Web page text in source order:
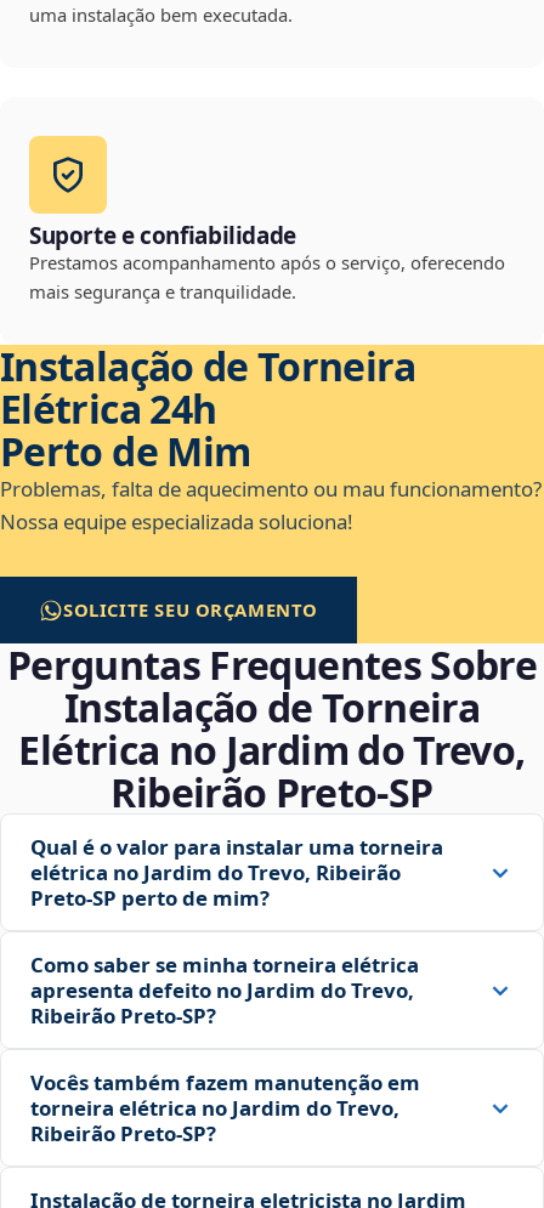
uma instalação bem executada.
Suporte e confiabilidade
Prestamos acompanhamento após o serviço, oferecendo
mais segurança e tranquilidade.
Instalação de Torneira
Elétrica 24h
Perto de Mim
Problemas, falta de aquecimento ou mau funcionamento?
Nossa equipe especializada soluciona!
SOLICITE SEU ORÇAMENTO
Perguntas Frequentes Sobre
Instalação de Torneira
Elétrica no Jardim do Trevo,
Ribeirão Preto‑SP
Qual é o valor para instalar uma torneira
elétrica no Jardim do Trevo, Ribeirão
Preto‑SP perto de mim?
Como saber se minha torneira elétrica
apresenta defeito no Jardim do Trevo,
Ribeirão Preto‑SP?
Vocês também fazem manutenção em
torneira elétrica no Jardim do Trevo,
Ribeirão Preto‑SP?
Instalação de torneira eletricista no Jardim